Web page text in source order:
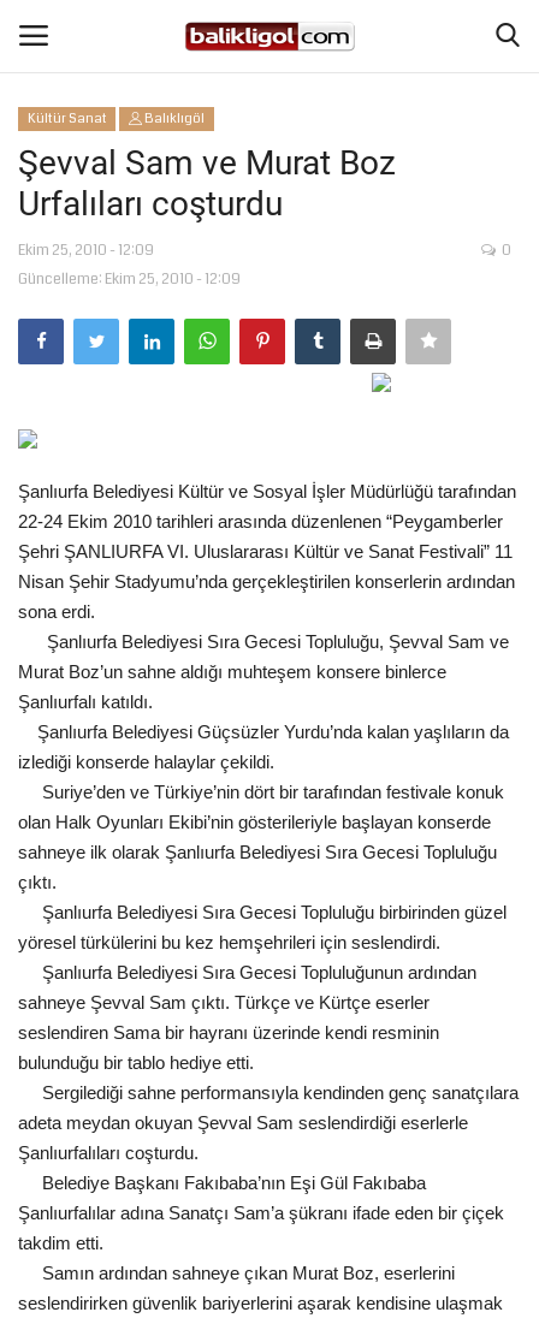
Giriş Yap
Anasayfa
Köşe Yazıları
Magazin
Spor
Gündem
Tekno Bilim
Ekonomi
Siyaset
Galeriler
Yaşam
Künye
Sağlık
İletişim
Kültür Sanat
Kültür Sanat Balıklıgöl
Şevval Sam ve Murat Boz
Urfalıları coşturdu
Ekim 25, 2010 - 12:09
Güncelleme: Ekim 25, 2010 - 12:09
0
Şanlıurfa Belediyesi Kültür ve Sosyal İşler Müdürlüğü tarafından
22-24 Ekim 2010 tarihleri arasında düzenlenen “Peygamberler
Şehri ŞANLIURFA VI. Uluslararası Kültür ve Sanat Festivali” 11
Nisan Şehir Stadyumu’nda gerçekleştirilen konserlerin ardından
sona erdi.
Şanlıurfa Belediyesi Sıra Gecesi Topluluğu, Şevval Sam ve
Murat Boz’un sahne aldığı muhteşem konsere binlerce
Şanlıurfalı katıldı.
Şanlıurfa Belediyesi Güçsüzler Yurdu’nda kalan yaşlıların da
izlediği konserde halaylar çekildi.
Suriye’den ve Türkiye’nin dört bir tarafından festivale konuk
olan Halk Oyunları Ekibi’nin gösterileriyle başlayan konserde
sahneye ilk olarak Şanlıurfa Belediyesi Sıra Gecesi Topluluğu
çıktı.
Şanlıurfa Belediyesi Sıra Gecesi Topluluğu birbirinden güzel
yöresel türkülerini bu kez hemşehrileri için seslendirdi.
Şanlıurfa Belediyesi Sıra Gecesi Topluluğunun ardından
sahneye Şevval Sam çıktı. Türkçe ve Kürtçe eserler
seslendiren Sama bir hayranı üzerinde kendi resminin
bulunduğu bir tablo hediye etti.
Sergilediği sahne performansıyla kendinden genç sanatçılara
adeta meydan okuyan Şevval Sam seslendirdiği eserlerle
Şanlıurfalıları coşturdu.
Belediye Başkanı Fakıbaba’nın Eşi Gül Fakıbaba
Şanlıurfalılar adına Sanatçı Sam’a şükranı ifade eden bir çiçek
takdim etti.
Samın ardından sahneye çıkan Murat Boz, eserlerini
seslendirirken güvenlik bariyerlerini aşarak kendisine ulaşmak